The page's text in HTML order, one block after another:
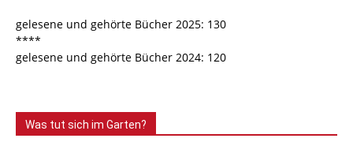
gelesene und gehörte Bücher 2025: 130
****
gelesene und gehörte Bücher 2024: 120
Was tut sich im Garten?